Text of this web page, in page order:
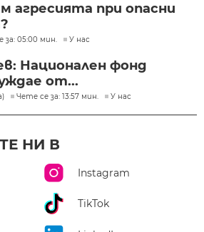
агресията при опасни
за: 05:00 мин. У нас
Национален фонд
от...
Чете се за: 13:57 мин. У нас
НИ В
Instagram
TikTok